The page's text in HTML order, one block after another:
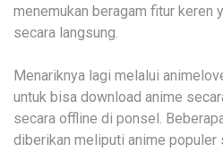
menemukan beragam fitur keren
secara langsung.
Menariknya lagi melalui
untuk bisa download anime
secara offline di ponsel.
diberikan meliputi anime populer